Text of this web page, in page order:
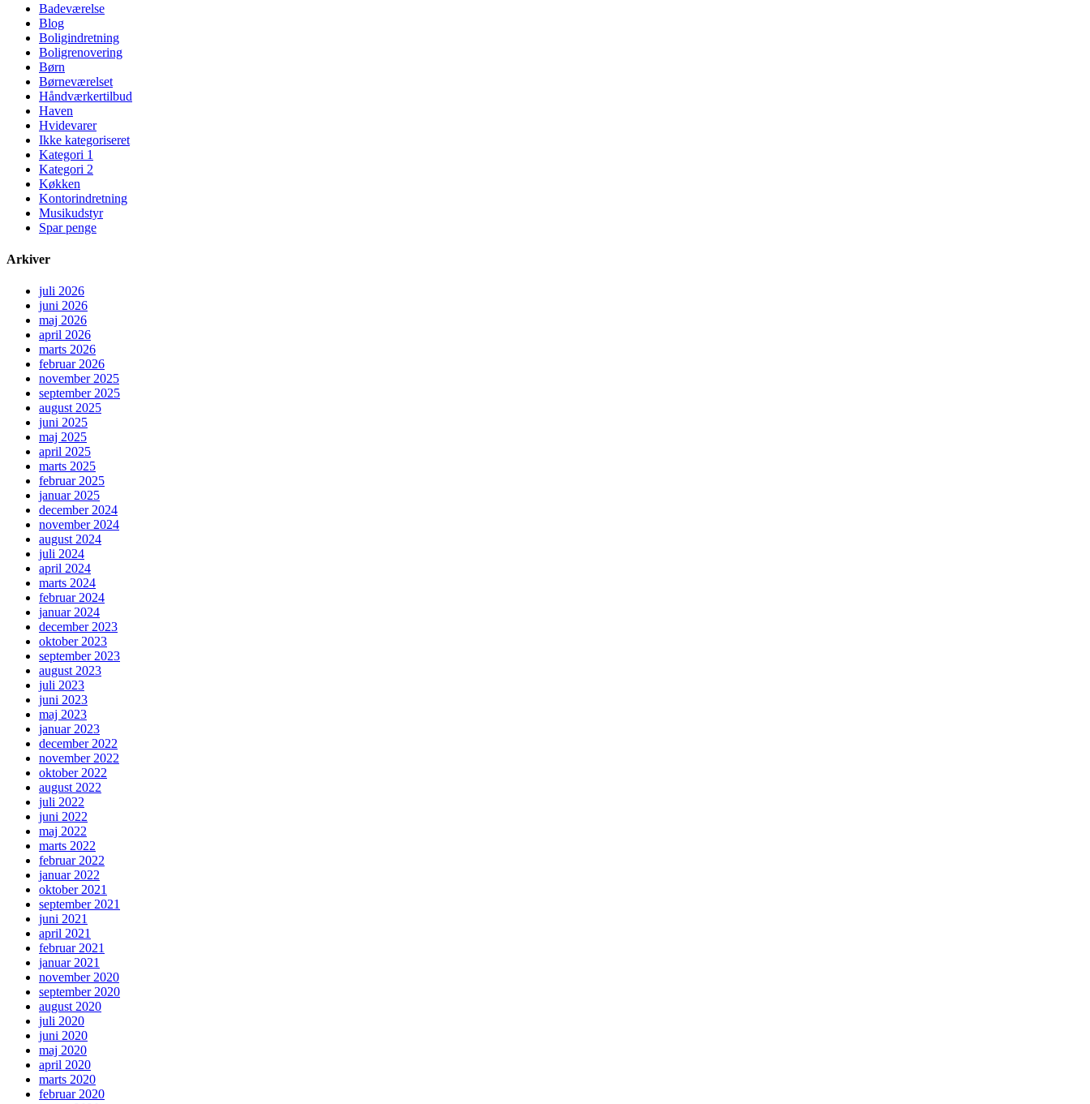
Badeværelse
Blog
Boligindretning
Boligrenovering
Børn
Børneværelset
Håndværkertilbud
Haven
Hvidevarer
Ikke kategoriseret
Kategori 1
Kategori 2
Køkken
Kontorindretning
Musikudstyr
Spar penge
Arkiver
juli 2026
juni 2026
maj 2026
april 2026
marts 2026
februar 2026
november 2025
september 2025
august 2025
juni 2025
maj 2025
april 2025
marts 2025
februar 2025
januar 2025
december 2024
november 2024
august 2024
juli 2024
april 2024
marts 2024
februar 2024
januar 2024
december 2023
oktober 2023
september 2023
august 2023
juli 2023
juni 2023
maj 2023
januar 2023
december 2022
november 2022
oktober 2022
august 2022
juli 2022
juni 2022
maj 2022
marts 2022
februar 2022
januar 2022
oktober 2021
september 2021
juni 2021
april 2021
februar 2021
januar 2021
november 2020
september 2020
august 2020
juli 2020
juni 2020
maj 2020
april 2020
marts 2020
februar 2020